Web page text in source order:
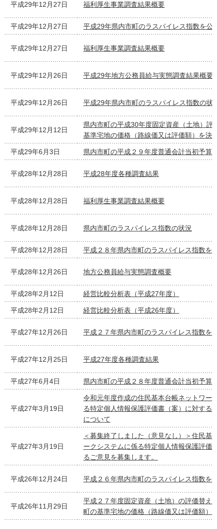
平成29年12月27日 福利厚生事業調査結果概要
平成29年12月27日 平成29年県内市町のラスパイレス指数を公
平成29年12月27日 福利厚生事業調査結果概要
平成29年12月26日 平成29年地方公務員給与実態調査結果概要
平成29年12月26日 平成29年県内市町のラスパイレス指数の状
平成29年12月12日
県内市町の平成30年度固定資産（土地）評
基準宅地の価格（路線価又は評価額）を決
平成29年6月3日 県内市町の平成２９年度普通会計当初予算
平成28年12月28日 平成28年度各種調査結果
平成28年12月28日 福利厚生事業調査結果概要
平成28年12月28日 県内市町のラスパイレス指数の状況
平成28年12月28日 平成２８年県内市町のラスパイレス指数を
平成28年12月26日 地方公務員給与実態調査概要
平成28年2月12日 経営比較分析表（平成27年度）
平成28年2月12日 経営比較分析表（平成26年度）
平成27年12月26日 平成２７年県内市町のラスパイレス指数を
平成27年12月25日 平成27年度各種調査結果
平成27年6月4日 県内市町の平成２８年度普通会計当初予算
平成27年3月19日
令和元年度作成の住民基本台帳ネットワー
る特定個人情報保護評価書（案）に対する
について
平成27年3月19日
＜募集終了しました（意見なし）＞住民基
ークシステムに係る特定個人情報保護評価
るご意見を募集します。
平成26年12月24日 平成２６年県内市町のラスパイレス指数を
平成26年11月29日
平成２７年度固定資産（土地）の評価替え
町の基準宅地の価格（路線価又は評価額）